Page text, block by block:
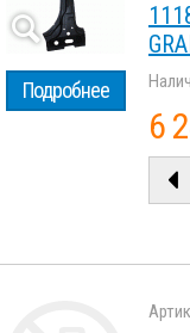
Подробнее
6